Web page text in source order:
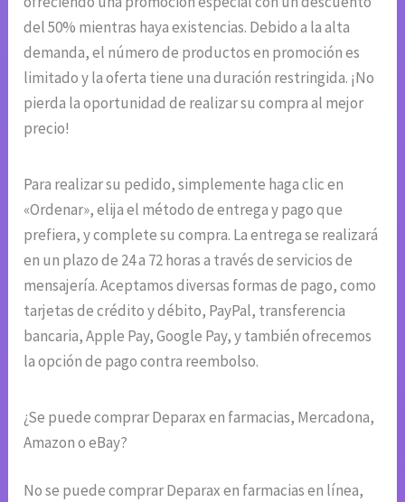
del 50% mientras haya existencias. Debido a la alta
demanda, el número de productos en promoción es
limitado y la oferta tiene una duración restringida. ¡No
pierda la oportunidad de realizar su compra al mejor
precio!
Para realizar su pedido, simplemente haga clic en
«Ordenar», elija el método de entrega y pago que
prefiera, y complete su compra. La entrega se realizará
en un plazo de 24 a 72 horas a través de servicios de
mensajería. Aceptamos diversas formas de pago, como
tarjetas de crédito y débito, PayPal, transferencia
bancaria, Apple Pay, Google Pay, y también ofrecemos
la opción de pago contra reembolso.
¿Se puede comprar Deparax en farmacias, Mercadona,
Amazon o eBay?
No se puede comprar Deparax en farmacias en línea,